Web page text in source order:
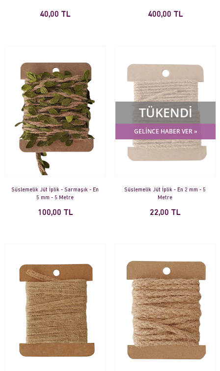
40,00 TL 400,00 TL
Süslemelik Jüt İplik - Sarmaşık - En
5 mm - 5 Metre
100,00 TL
TÜKENDİ
GELİNCE HABER VER »
Süslemelik Jüt İplik - En 2 mm - 5
Metre
22,00 TL